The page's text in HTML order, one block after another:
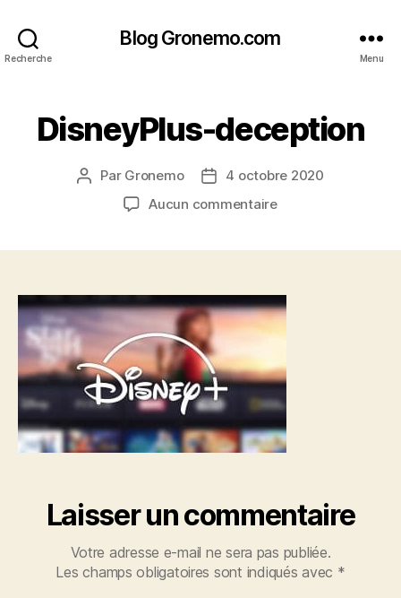
Recherche
Blog Gronemo.com
Menu
DisneyPlus-deception
Auteur
l’article
Par Gronemo
Date4 octobre 2020
Aucun commentairesur
Laisser un commentaire
Votre adresse e-mail ne sera pas publiée.
Les champs obligatoires sont indiqués avec *